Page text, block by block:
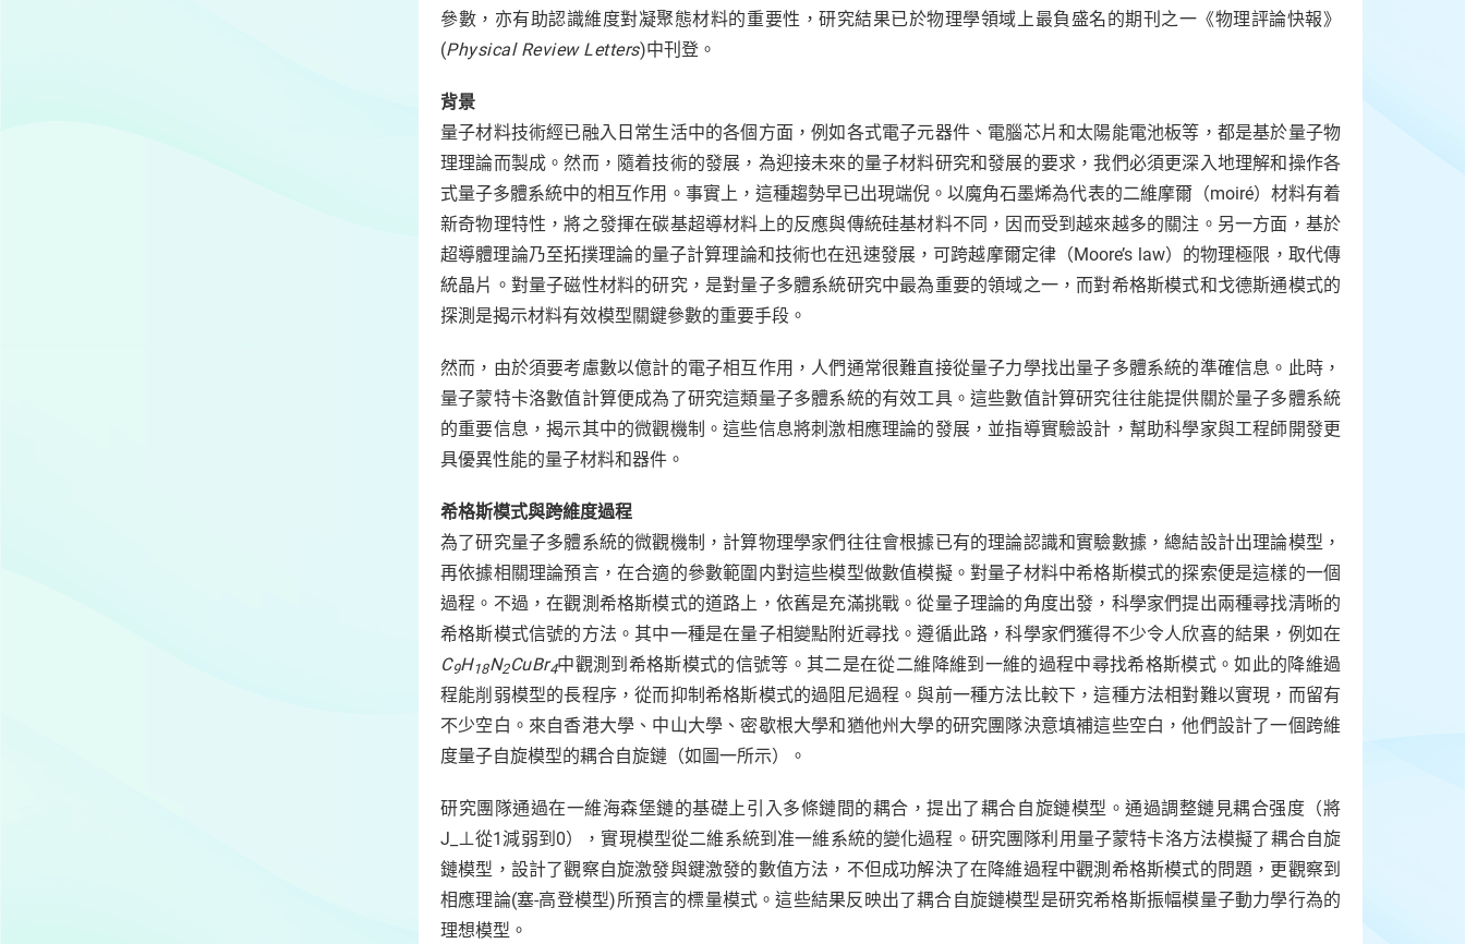
參數，亦有助認識維度對凝聚態材料的重要性，研究結果已於物理學領域上最負盛名的期刊之一《物理評論快報》
(Physical Review Letters)中刊登。
背景
量子材料技術經已融入日常生活中的各個方面，例如各式電子元器件、電腦芯片和太陽能電池板等，都是基於量子物
理理論而製成。然而，隨着技術的發展，為迎接未來的量子材料研究和發展的要求，我們必須更深入地理解和操作各
式量子多體系統中的相互作用。事實上，這種趨勢早已出現端倪。以魔角石墨烯為代表的二維摩爾（moiré）材料有着
新奇物理特性，將之發揮在碳基超導材料上的反應與傳統硅基材料不同，因而受到越來越多的關注。另一方面，基於
超導體理論乃至拓撲理論的量子計算理論和技術也在迅速發展，可跨越摩爾定律（Moore’s law）的物理極限，取代傳
統晶片。對量子磁性材料的研究，是對量子多體系統研究中最為重要的領域之一，而對希格斯模式和戈德斯通模式的
探測是揭示材料有效模型關鍵參數的重要手段。
然而，由於須要考慮數以億計的電子相互作用，人們通常很難直接從量子力學找出量子多體系統的準確信息。此時，
量子蒙特卡洛數值計算便成為了研究這類量子多體系統的有效工具。這些數值計算研究往往能提供關於量子多體系統
的重要信息，揭示其中的微觀機制。這些信息將刺激相應理論的發展，並指導實驗設計，幫助科學家與工程師開發更
具優異性能的量子材料和器件。
希格斯模式與跨維度過程
為了研究量子多體系統的微觀機制，計算物理學家們往往會根據已有的理論認識和實驗數據，總結設計出理論模型，
再依據相關理論預言，在合適的參數範圍内對這些模型做數值模擬。對量子材料中希格斯模式的探索便是這樣的一個
過程。不過，在觀測希格斯模式的道路上，依舊是充滿挑戰。從量子理論的角度出發，科學家們提出兩種尋找清晰的
希格斯模式信號的方法。其中一種是在量子相變點附近尋找。遵循此路，科學家們獲得不少令人欣喜的結果，例如在
C9H18N2CuBr4中觀測到希格斯模式的信號等。其二是在從二維降維到一維的過程中尋找希格斯模式。如此的降維過
程能削弱模型的長程序，從而抑制希格斯模式的過阻尼過程。與前一種方法比較下，這種方法相對難以實現，而留有
不少空白。來自香港大學、中山大學、密歇根大學和猶他州大學的研究團隊決意填補這些空白，他們設計了一個跨維
度量子自旋模型的耦合自旋鏈（如圖一所示）。
研究團隊通過在一維海森堡鏈的基礎上引入多條鏈間的耦合，提出了耦合自旋鏈模型。通過調整鏈見耦合强度（將
J_⊥從1減弱到0），實現模型從二維系統到准一維系統的變化過程。研究團隊利用量子蒙特卡洛方法模擬了耦合自旋
鏈模型，設計了觀察自旋激發與鍵激發的數值方法，不但成功解決了在降維過程中觀測希格斯模式的問題，更觀察到
相應理論(塞-高登模型)所預言的標量模式。這些結果反映出了耦合自旋鏈模型是研究希格斯振幅模量子動力學行為的
理想模型。